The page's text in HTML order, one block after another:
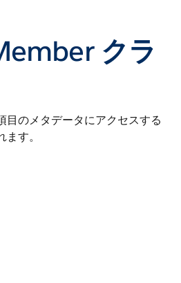
クラ
目のメタデータにアクセスする
す。